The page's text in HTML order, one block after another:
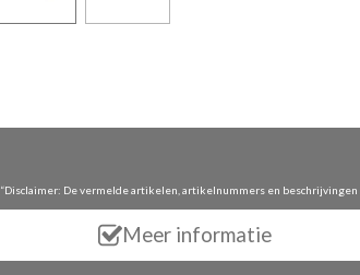
“Disclaimer: De vermelde artikelen, artikelnummers en
Meer informatie